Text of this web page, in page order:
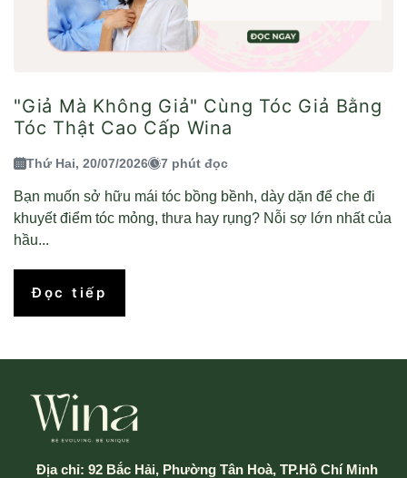
"Giả Mà Không Giả" Cùng Tóc Giả Bằng
Tóc Thật Cao Cấp Wina
Thứ Hai, 20/07/2026 7 phút đọc
Bạn muốn sở hữu mái tóc bồng bềnh, dày dặn để che đi
khuyết điểm tóc mỏng, thưa hay rụng? Nỗi sợ lớn nhất của
hầu...
Đọc tiếp
Địa chỉ: 92 Bắc Hải, Phường Tân Hoà, TP.Hồ Chí Minh